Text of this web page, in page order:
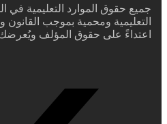
جميع حقوق الموارد التعليمية في
التعليمية ومحمية بموجب
اعتداءً على حقوق المؤلف ويُعرضك